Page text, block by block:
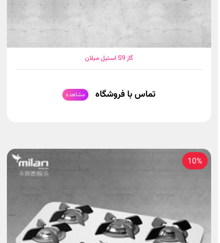
گاز S9 استیل میلان
تماس با فروشگاه مشاهده
10%